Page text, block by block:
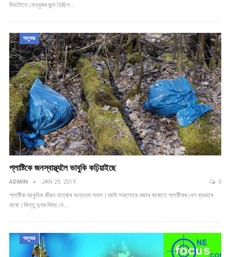
দিনটোতে ফেচবুকৰ জন্ম হৈছিল…
অনুভৱ
প্লাষ্টিকে জনস্বাস্থ্যলৈ ভাবুকি কঢ়িয়াইছে
ADMIN JAN 29, 2019 0
প্লাষ্টিক আধুনিক জীৱন যাত্ৰাৰ অন্যতম সমল।আমি সকলোৱে বজাৰ কৰোতে প্লাষ্টিকৰ বেগ ব্যৱহাৰ
কৰো।কিন্তু দুখৰ বিষয় যে…
অনুভৱ